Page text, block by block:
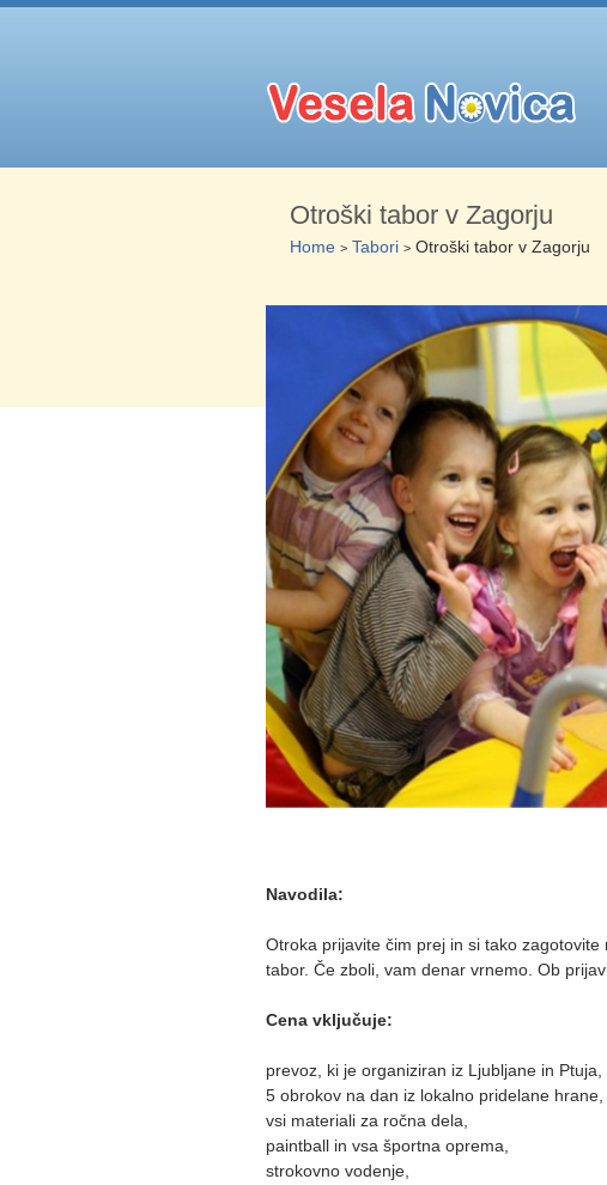
Otroški tabor v Zagorju
Home > Tabori > Otroški tabor v Zagorju
Navodila:
Otroka prijavite čim prej in si tako
tabor. Če zboli, vam denar vrnemo. Ob
Cena vključuje:
prevoz, ki je organiziran iz Ljubljane in Ptuja,
5 obrokov na dan iz lokalno pridelane hrane,
vsi materiali za ročna dela,
paintball in vsa športna oprema,
strokovno vodenje,